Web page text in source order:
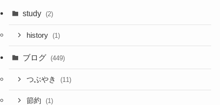
study (2)
history (1)
ブログ (449)
つぶやき (11)
節約 (1)